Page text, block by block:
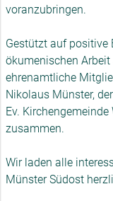
voranzubringen.
Gestützt auf positive
ökumenischen
ehrenamtliche
Nikolaus Münster,
Ev.
zusammen.
Wir laden alle
Münster Südost